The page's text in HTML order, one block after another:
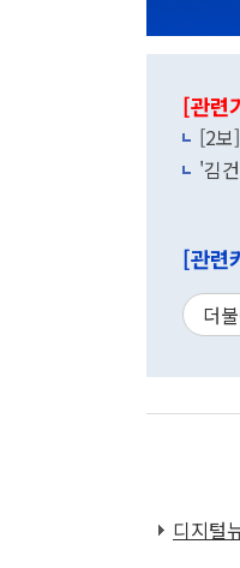
[관련
[2보
'김
[관련
더
디지털